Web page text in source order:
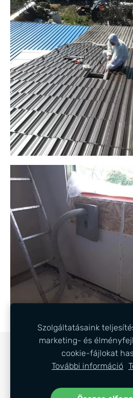
COOKIE-
Szolgáltatásaink
marketing- és
cookie-fájlokat
További információ